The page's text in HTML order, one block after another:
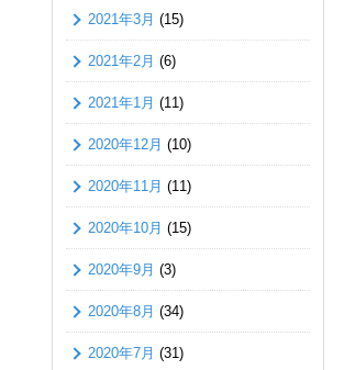
2021年3月 (15)
2021年2月 (6)
2021年1月 (11)
2020年12月 (10)
2020年11月 (11)
2020年10月 (15)
2020年9月 (3)
2020年8月 (34)
2020年7月 (31)